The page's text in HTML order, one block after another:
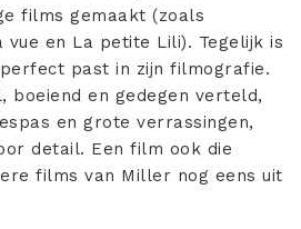
films gemaakt (zoals
vue en La petite Lili). Tegelijk is
past in zijn filmografie.
boeiend en gedegen verteld,
en grote verrassingen,
detail. Een film ook die
films van Miller nog eens uit